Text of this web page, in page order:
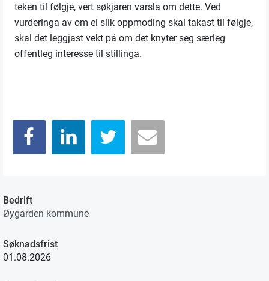
teken til følgje, vert søkjaren varsla om dette. Ved
vurderinga av om ei slik oppmoding skal takast til følgje,
skal det leggjast vekt på om det knyter seg særleg
offentleg interesse til stillinga.
Bedrift
Øygarden kommune
Søknadsfrist
01.08.2026